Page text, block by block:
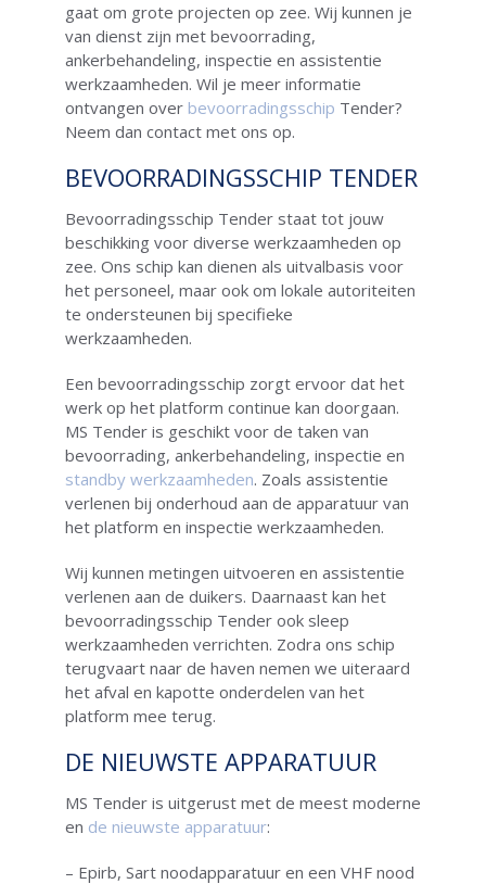
gaat om grote projecten op zee. Wij kunnen je
van dienst zijn met bevoorrading,
ankerbehandeling, inspectie en assistentie
werkzaamheden. Wil je meer informatie
ontvangen over bevoorradingsschip Tender?
Neem dan contact met ons op.
BEVOORRADINGSSCHIP TENDER
Bevoorradingsschip Tender staat tot jouw
beschikking voor diverse werkzaamheden op
zee. Ons schip kan dienen als uitvalbasis voor
het personeel, maar ook om lokale autoriteiten
te ondersteunen bij specifieke
werkzaamheden.
Een bevoorradingsschip zorgt ervoor dat het
werk op het platform continue kan doorgaan.
MS Tender is geschikt voor de taken van
bevoorrading, ankerbehandeling, inspectie en
standby werkzaamheden. Zoals assistentie
verlenen bij onderhoud aan de apparatuur van
het platform en inspectie werkzaamheden.
Wij kunnen metingen uitvoeren en assistentie
verlenen aan de duikers. Daarnaast kan het
bevoorradingsschip Tender ook sleep
werkzaamheden verrichten. Zodra ons schip
terugvaart naar de haven nemen we uiteraard
het afval en kapotte onderdelen van het
platform mee terug.
DE NIEUWSTE APPARATUUR
MS Tender is uitgerust met de meest moderne
en de nieuwste apparatuur:
– Epirb, Sart noodapparatuur en een VHF nood